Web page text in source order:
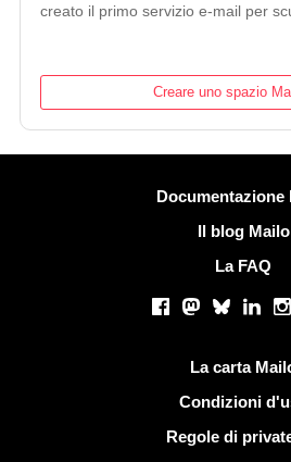
creato il primo servizio e-mail per
Creare uno spazio
Documentazione
Il blog Mailo
La FAQ
Facebook
Mastodon
Bluesky
La carta
Condizioni
Regole di